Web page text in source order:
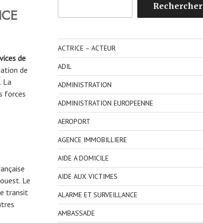
de
de
La
forces
Le
transit
Rechercher
ACTRICE – ACTEUR
ADIL
ADMINISTRATION
ADMINISTRATION EUROPEENNE
AEROPORT
AGENCE IMMOBILLIERE
AIDE A DOMICILE
AIDE AUX VICTIMES
ALARME ET SURVEILLANCE
AMBASSADE